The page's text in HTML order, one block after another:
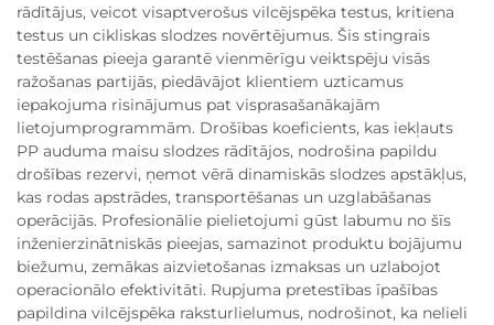
rādītājus, veicot visaptverošus vilcējspēka testus, kritiena
testus un cikliskas slodzes novērtējumus. Šis stingrais
testēšanas pieeja garantē vienmērīgu veiktspēju visās
ražošanas partijās, piedāvājot klientiem uzticamus
iepakojuma risinājumus pat visprasašanākajām
lietojumprogrammām. Drošības koeficients, kas iekļauts
PP auduma maisu slodzes rādītājos, nodrošina papildu
drošības rezervi, ņemot vērā dinamiskās slodzes apstākļus,
kas rodas apstrādes, transportēšanas un uzglabāšanas
operācijās. Profesionālie pielietojumi gūst labumu no šīs
inženierzinātniskās pieejas, samazinot produktu bojājumu
biežumu, zemākas aizvietošanas izmaksas un uzlabojot
operacionālo efektivitāti. Rupjuma pretestības īpašības
papildina vilcējspēka raksturlielumus, nodrošinot, ka nelieli